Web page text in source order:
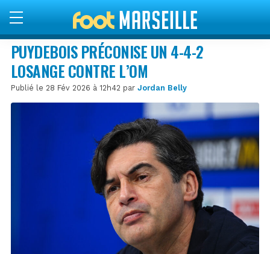
PUYDEBOIS PRÉCONISE UN 4-4-2
LOSANGE CONTRE L’OM
Publié le 28 Fév 2026 à 12h42 par Jordan Belly